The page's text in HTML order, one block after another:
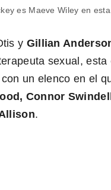
es Maeve Wiley en
y Gillian
sexual,
un elenco en el
Connor
.